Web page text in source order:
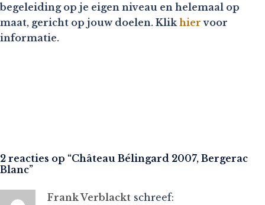
begeleiding op je eigen niveau en helemaal op
maat, gericht op jouw doelen. Klik hier voor
informatie.
2 reacties op “Château Bélingard 2007, Bergerac
Blanc”
Frank Verblackt schreef: